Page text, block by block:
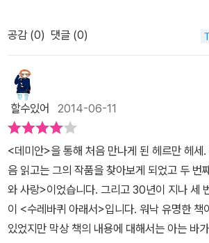
배워보라는 제안을 받고, 이제는 어엿한 기계
구스트를 찾아간다. 아우구스트는 자기 일에
스에게도 진심 어린 충고와 위로를 해준다. 아
장에서 신입 수습공으로 일하게 된 한스는 결
렇게 공부했냐는 주변의 야유와 엠마에 대한
시간을 보낸다. 일요일에 아우구스트와 다른
한스는 보통 사람들처럼 소소한 행복을 즐기는
생각한다. 하지만 한편으로는 그것은 여전히
하다. 한스는 다른 기계공들과 어울려 술을 진
가기로 한다. 한스는 사과나무 아래 축축한 풀밭에 누웠다. 불쾌한 느
낌과 괴로운 걱정, 정리되지 않은 생각들 때문
시들어 버린 한 영혼도 이제 처음의 그 봄날
만했던 어린 시절로 돌아갈 때가 많았다. 마치
끊어진 삶의 끈을 다시 이을 수 있을 것처럼,
아난 싹은 아무리 허겁지겁 튼실하게 자라난다
지 않기에 다시 올바른 나무로 자랄 수는 없는
벤라트는 어린 시절 그가 꿈꿨던 것들을 해보
의 기대와 어른들의 강요로 그의 삶을 살아갔고
으로 표출이 된다. 그 누구도 한스에게 어머니
지 못했고, 한스는 격동적인 사춘기의 감정의
사랑이라는 감정의 휘몰아치는 폭풍을 견디어
을 보여준다.기계공으로 일하게 된 한스는 작
는 현실과의 충돌에 적잖은 충격을 받고 처음
스의 삶을 들여다보니 지금 우리가 살고있는
없다는 생각이 들었습니다. 우리는 지금까지도
의 홍수에서 살고 있습니다. 정말 말 그대로 인
래 짓눌려 돌아가지 않으면 깔려 버리고 마는
헤르만 헤세는 사회의 분위기에 휩쓸리지 말고
를 돌릴 수 있는 사람이 되라고 충고합니다. 우
는 우리의 손에 달린 것이지 원치 않는 시험이
의 삶을 결정해 주는 것은 아니었습니다. 비록,
무게를 견디지 못 해서 잘못된 선택을 하게 되
든 사회에도 어느 정도 책임이 있다고 생각합
도 지난 소설이지만 지금까지 읽힐 수 있다는
데’를 열심히 읽었었던 기억이 난다. 헤르만 헷
들어도 아련한 청소년기의 기억이 떠오르는 걸
나에게 일정부분 영향을 주었다는 생각이 든
세가 이렇게 청소년들의 성장소설류의 작품을
의 성장배경에도 많은 영향이 있지 않은가 한
안에서 태어나 신학교에 가게 되지만 본인은
망에 강하게 반발하고 자살시도까지 하게 되는
되었다고 한다 자신이 하고자 하는 바와 주변
지 않아 온 몸으로 부딪치고 많은 시련을 겪었
그 당시에 신학교를 가라는 주변의 기대에 반
은 일을 하려 했을 때 얼마나 힘들고 괴로웠을
물론 요즘도 이렇게 부모와 갈등을 빚는 청소
공감 (0) 댓글 (0)
할수있어 2014-06-11
<데미안>을 통해 처음 만나게 된 헤르만 헤세
음 읽고는 그의 작품을 찾아보게 되었고 두 번
와 사랑>이었습니다. 그리고 30년이 지나 세
이 <수레바퀴 아래서>입니다. 워낙 유명한 책
있었지만 막상 책의 내용에 대해서는 아는 바